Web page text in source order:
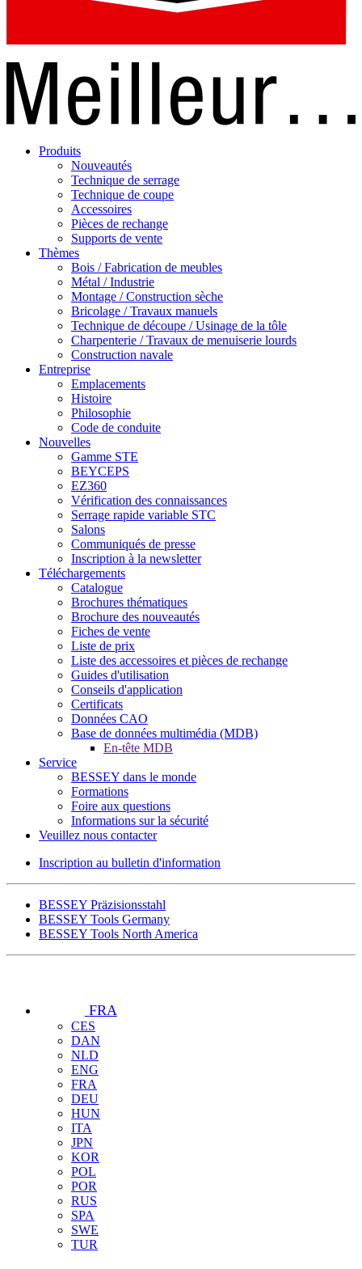
Produits
Nouveautés
Technique de serrage
Technique de coupe
Accessoires
Pièces de rechange
Supports de vente
Thèmes
Bois / Fabrication de meubles
Métal / Industrie
Montage / Construction sèche
Bricolage / Travaux manuels
Technique de découpe / Usinage de la tôle
Charpenterie / Travaux de menuiserie lourds
Construction navale
Entreprise
Emplacements
Histoire
Philosophie
Code de conduite
Nouvelles
Gamme STE
BEYCEPS
EZ360
Vérification des connaissances
Serrage rapide variable STC
Salons
Communiqués de presse
Inscription à la newsletter
Téléchargements
Catalogue
Brochures thématiques
Brochure des nouveautés
Fiches de vente
Liste de prix
Liste des accessoires et pièces de rechange
Guides d'utilisation
Conseils d'application
Certificats
Données CAO
Base de données multimédia (MDB)
En-tête MDB
Service
BESSEY dans le monde
Formations
Foire aux questions
Informations sur la sécurité
Veuillez nous contacter
Inscription au bulletin d'information
BESSEY Präzisionsstahl
BESSEY Tools Germany
BESSEY Tools North America
FRA
CES
DAN
NLD
ENG
FRA
DEU
HUN
ITA
JPN
KOR
POL
POR
RUS
SPA
SWE
TUR